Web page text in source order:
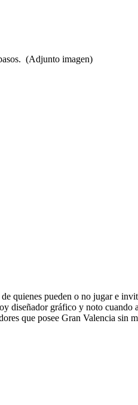
(Adjunto imagen)
quienes pueden o no jugar e
gráfico y noto cuando
que posee Gran Valencia sin